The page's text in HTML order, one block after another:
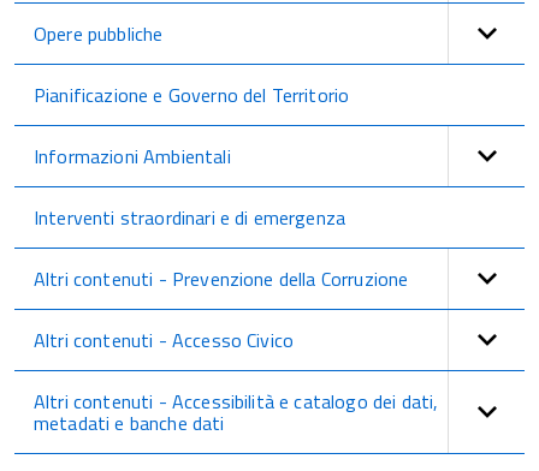
Opere pubbliche
Pianificazione e Governo del Territorio
Informazioni Ambientali
Interventi straordinari e di emergenza
Altri contenuti - Prevenzione della Corruzione
Altri contenuti - Accesso Civico
Altri contenuti - Accessibilità e catalogo dei dati,
metadati e banche dati